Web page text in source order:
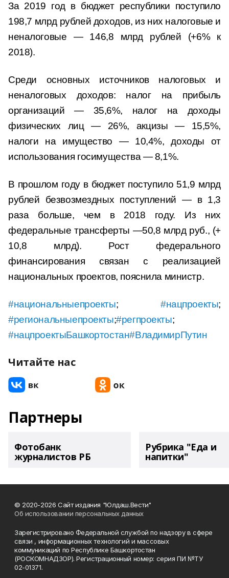
За 2019 год в бюджет республики поступило
198,7 млрд рублей доходов, из них налоговые и
неналоговые — 146,8 млрд рублей (+6% к
2018).
Среди основных источников налоговых и
неналоговых доходов: налог на прибыль
организаций — 35,6%, налог на доходы
физических лиц — 26%, акцизы — 15,5%,
налоги на имущество — 10,4%, доходы от
использования госимущества — 8,1%.
В прошлом году в бюджет поступило 51,9 млрд
рублей безвозмездных поступлений — в 1,3
раза больше, чем в 2018 году. Из них
федеральные трансферты —50,8 млрд руб., (+
10,8 млрд). Рост федерального
финансирования связан с реализацией
национальных проектов, пояснила министр.
#национальныепроекты;#нацпроекты;
#региональныепроекты;#регпроекты;
#нацпроектыБашкортостан#ВладимирПутин
Читайте нас
Партнеры
Фотобанк
журналистов РБ
Рубрика "Еда и
напитки"
© 2020-2026 Сайт издания "Юлдаш.Вести"
Об использовании персональных данных
Зарегистрировано Федеральной службой по надзору в сфере
связи , информационных технологий и массовых
коммуникаций по Республике Башкортостан
(РОСКОМНАДЗОР). Регистрационный номер: серия ПИ №ТУ
02-01371.